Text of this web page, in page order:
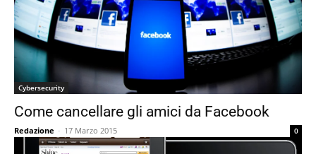
Cybersecurity
Come cancellare gli amici da Facebook
Redazione - 17 Marzo 2015 0